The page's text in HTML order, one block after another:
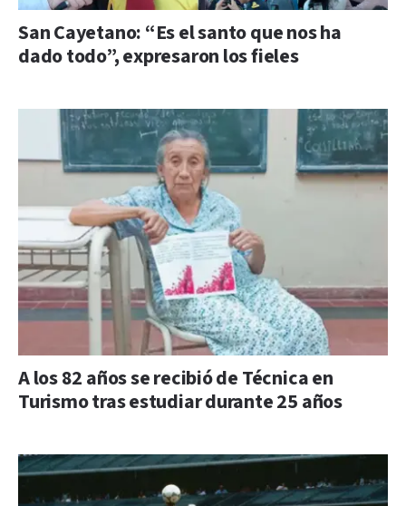
San Cayetano: “Es el santo que nos ha
dado todo”, expresaron los fieles
A los 82 años se recibió de Técnica en
Turismo tras estudiar durante 25 años